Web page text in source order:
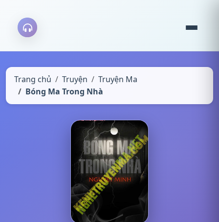
Trang chủ Truyện
Truyện Ma
Bóng Ma Trong Nhà